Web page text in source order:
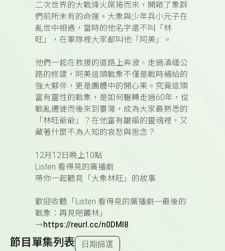
二次世界的大戰烽火席捲而來，開啟了象群
們前所未有的命運。大象與少年兵小元子在
亂世中相遇，當時的他名字還不叫「林
旺」，在軍隊裡大家都叫他「阿美」。
他們一起在救援的道路上奔波、走過滇緬公
路的修建，阿美這頭戰象不僅是戰時補給的
強大夥伴，更是團體中的開心果。究竟這頭
富有靈性的戰象，是如何輾轉走過60年，從
戰亂遷徙而後來到臺灣，成為大家最熟悉的
「林旺爺爺」？在他富有皺褶的靈魂裡，又
藏著什麼不為人知的哀愁與思念？
12月12日晚上10點
Listen 看得見的廣播劇
帶你一起聽見「大象林旺」的故事
歡迎收聽「Listen 看得見的廣播劇─最後的
戰象：再見吧叢林」
→https://reurl.cc/n0DMl8
節目單集列表 日期篩選